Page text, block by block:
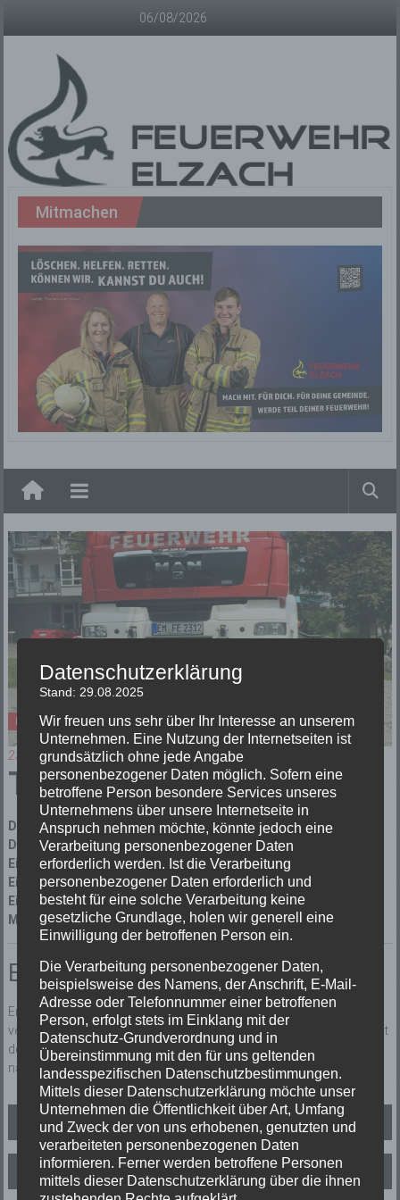
06/08/2026
Freiwillige
Feuerwehr
Elzach
Offizielle
Freiwilligen
Feuerwehr
Elzach
Mitmachen
Einsätze
23/07/2018
Tierrettung
Datum:23/07/2018 um 12:28 Uhr
Dauer:2 Stunden 20 Minuten
Einsatzart:Tierrettung
Einsatzort:Elzach
Einsatzleiter:Thomas Dufner
Mannschaftsstärke:2
Einsatzbericht:
Erneut unternahm der Jungstorch wieder einen Flugversuch. Dabei
verletzte sich der Storch. Er wurde eingefangen. Nach Absprache mit
dem Bauhofleiter wurde er zur Storchenaufzucht und Pflegestation
nach Reute gefahren.
Beitragsnavigation
Tierrettung
Unterstützung Rettungsdienst
Datenschutzerklärung
Stand: 29.08.2025
Wir freuen uns sehr über Ihr Interesse an unserem
Unternehmen. Eine Nutzung der Internetseiten ist
grundsätzlich ohne jede Angabe
personenbezogener Daten möglich. Sofern eine
betroffene Person besondere Services unseres
Unternehmens über unsere Internetseite in
Anspruch nehmen möchte, könnte jedoch eine
Verarbeitung personenbezogener Daten
erforderlich werden. Ist die Verarbeitung
personenbezogener Daten erforderlich und
besteht für eine solche Verarbeitung keine
gesetzliche Grundlage, holen wir generell eine
Einwilligung der betroffenen Person ein.
Die Verarbeitung personenbezogener Daten,
beispielsweise des Namens, der Anschrift, E-Mail-
Adresse oder Telefonnummer einer betroffenen
Person, erfolgt stets im Einklang mit der
Datenschutz-Grundverordnung und in
Übereinstimmung mit den für uns geltenden
landesspezifischen Datenschutzbestimmungen.
Mittels dieser Datenschutzerklärung möchte unser
Unternehmen die Öffentlichkeit über Art, Umfang
und Zweck der von uns erhobenen, genutzten und
verarbeiteten personenbezogenen Daten
informieren. Ferner werden betroffene Personen
mittels dieser Datenschutzerklärung über die ihnen